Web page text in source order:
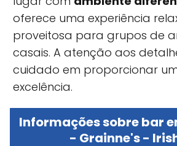
oferece uma experiência
proveitosa para grupos de
casais. A atenção aos
cuidado em proporcionar
excelência.
Informações sobre bar
- Grainne's -